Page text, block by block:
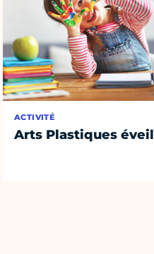
ACTIVITÉ
Arts Plastiques éveil